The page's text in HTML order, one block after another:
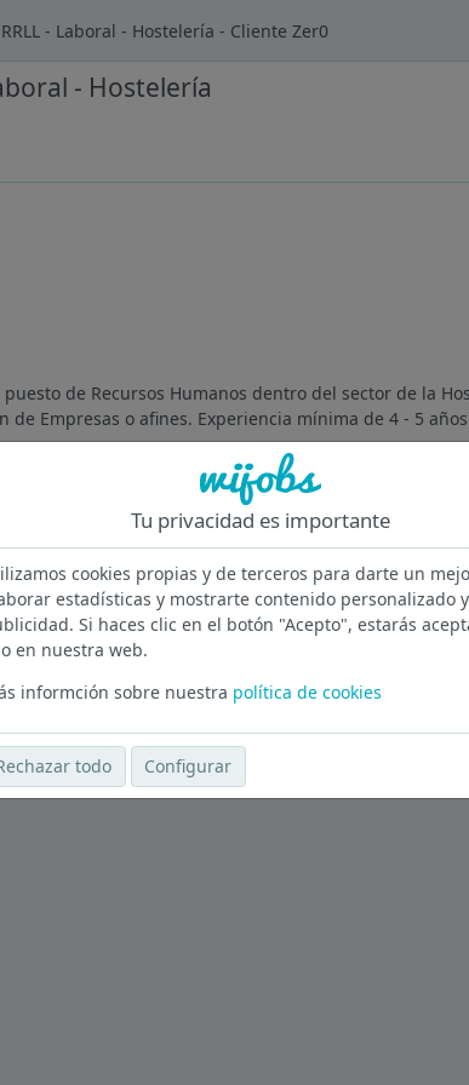
- Laboral - Hostelería - Cliente Zer0
- Hostelería
de Recursos Humanos dentro del sector de la
de Empresas o afines. Experiencia mínima de 4 - 5
Ver más ofertas
Tu privacidad es importante
cookies propias y de terceros para darte un
estadísticas y mostrarte contenido personalizado y
Si haces clic en el botón "Acepto", estarás
en nuestra web.
informción sobre nuestra política de cookies
todo Configurar